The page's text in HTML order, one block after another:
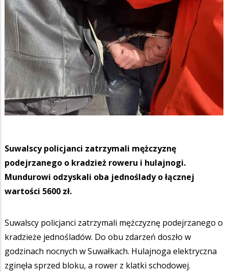
Suwalscy policjanci zatrzymali mężczyznę
podejrzanego o kradzież roweru i hulajnogi.
Mundurowi odzyskali oba jednoślady o łącznej
wartości 5600 zł.
Suwalscy policjanci zatrzymali mężczyznę podejrzanego o
kradzieże jednośladów. Do obu zdarzeń doszło w
godzinach nocnych w Suwałkach. Hulajnoga elektryczna
zginęła sprzed bloku, a rower z klatki schodowej.